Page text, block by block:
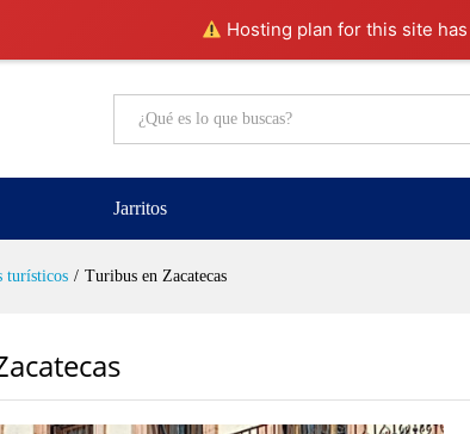
Hosting plan for this site
Jarritos
turísticos / Turibus en Zacatecas